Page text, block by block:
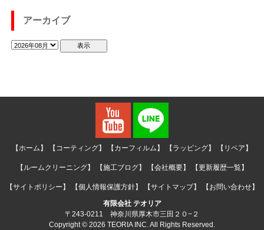
アーカイブ
【ホーム】 【コーティング】 【カーフィルム】 【ラッピング】 【リペア】
【ルームクリーニング】 【施工ブログ】 【会社概要】 【更新履歴一覧】
【サイトポリシー】 【個人情報保護方針】 【サイトマップ】
【お問い合わせ】
有限会社 テオリア
〒243-0211 神奈川県厚木市三田２０−２
Copyright © 2026 TEORIA INC. All Rights Reserved.